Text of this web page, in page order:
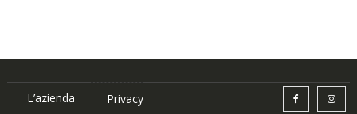
L’azienda Privacy